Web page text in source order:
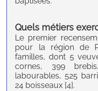
Quels métiers
Le premier
pour la région de
familles, dont 5
cornes, 399
labourables, 525
24 boisseaux [4].